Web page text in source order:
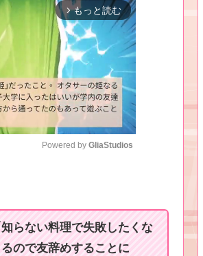
arrow_forward_ios もっと読む
t
e
Powered by GliaStudios
らない料理で失敗したくな
ので友辞めすることに